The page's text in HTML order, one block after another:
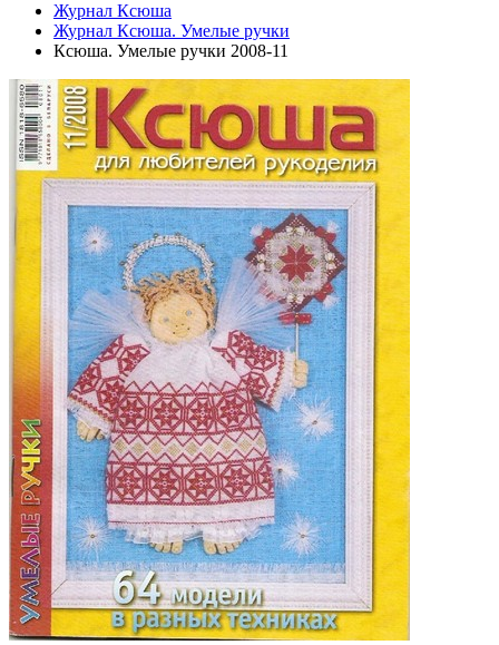
Журнал Ксюша
Журнал Ксюша. Умелые ручки
Ксюша. Умелые ручки 2008-11